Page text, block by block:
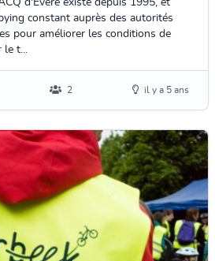
d'Evere existe depuis 1995, et
constant auprès des autorités
pour améliorer les conditions de
le t...
2 il y a 5 ans